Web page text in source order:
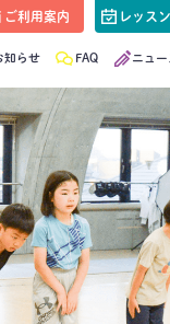
ご利用案内 レッス
知らせ FAQ ニュー